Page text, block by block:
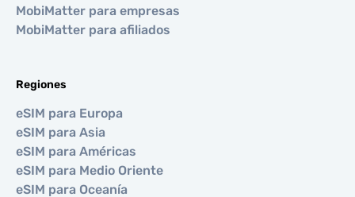
MobiMatter para empresas
MobiMatter para afiliados
Regiones
eSIM para Europa
eSIM para Asia
eSIM para Américas
eSIM para Medio Oriente
eSIM para Oceanía